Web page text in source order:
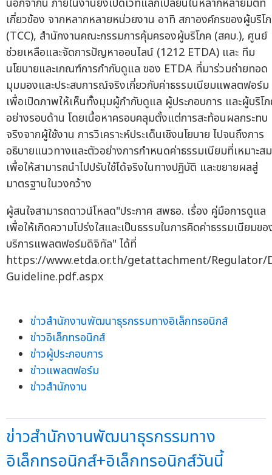
นอกจากนี้ ภายในงานยังเปิดเวทีแลกเปลี่ยนในหลากหลายมิติที่
เกี่ยวข้อง จากหลากหลายหน่วยงาน อาทิ สภาองค์กรของผู้บริโ
(TCC), สำนักงานคณะกรรมการคุ้มครองผู้บริโภค (สคบ.), ศูนย์
ช่วยเหลือและจัดการปัญหาออนไลน์ (1212 ETDA) และ ทีม
นโยบายและเกณฑ์การกำกับดูแล ของ ETDA ที่มาร่วมถ่ายทอด
มุมมองและประสบการณ์จริงเกี่ยวกับค่าธรรมเนียมแพลตฟอร์ม
เพื่อเปิดภาพให้เห็นทั้งมุมผู้กำกับดูแล ผู้ประกอบการ และผู้บริโ
อย่างรอบด้าน โดยเนื้อหาครอบคลุมตั้งแต่การสะท้อนผลกระทบ
จริงจากผู้ใช้งาน การวิเคราะห์ประเด็นเชิงนโยบาย ไปจนถึงการ
อธิบายแนวทางและตัวอย่างการกำหนดค่าธรรมเนียมที่เหมาะสม
เพื่อให้สามารถนำไปปรับใช้ได้จริงในทางปฏิบัติ และขยายผลสู่
มาตรฐานในวงกว้าง
ผู้สนใจสามารถดาวน์โหลด"ประกาศ สพธอ. เรื่อง คู่มือการดูแล
เพื่อให้เกิดความโปร่งใสและเป็นธรรมในการคิดค่าธรรมเนียมขอ
บริการแพลตฟอร์มดิจิทัล" ได้ที่
https://www.etda.or.th/getattachment/Regulator/
Guideline.pdf.aspx
ข่าวสำนักงานพัฒนาธุรกรรมทางอิเล็กทรอนิกส์
ข่าวอิเล็กทรอนิกส์
ข่าวผู้ประกอบการ
ข่าวแพลตฟอร์ม
ข่าวสำนักงาน
ข่าวสำนักงานพัฒนาธุรกรรมทาง
อิเล็กทรอนิกส์+อิเล็กทรอนิกส์วันนี้